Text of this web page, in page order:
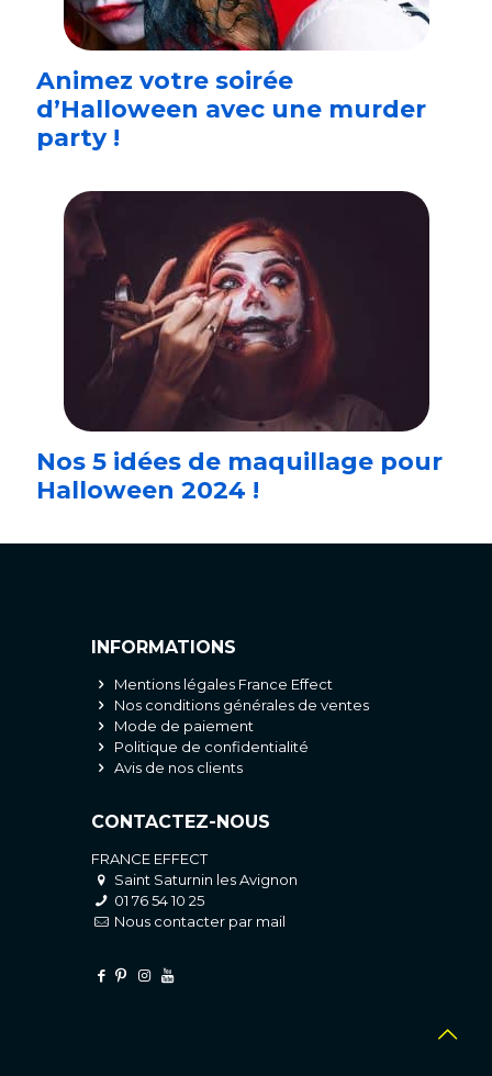
Animez votre soirée
d’Halloween avec une murder
party !
Nos 5 idées de maquillage pour
Halloween 2024 !
INFORMATIONS
Mentions légales France Effect
Nos conditions générales de ventes
Mode de paiement
Politique de confidentialité
Avis de nos clients
CONTACTEZ-NOUS
FRANCE EFFECT
Saint Saturnin les Avignon
01 76 54 10 25
Nous contacter par mail